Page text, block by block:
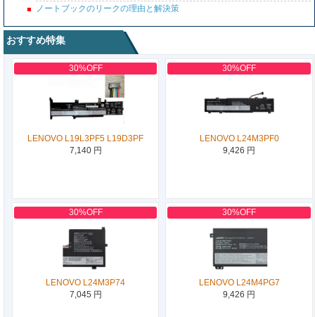
ノートブックのリークの理由と解決策
おすすめ特集
30%OFF
LENOVO L19L3PF5 L19D3PF
7,140 円
30%OFF
LENOVO L24M3PF0
9,426 円
30%OFF
LENOVO L24M3P74
7,045 円
30%OFF
LENOVO L24M4PG7
9,426 円